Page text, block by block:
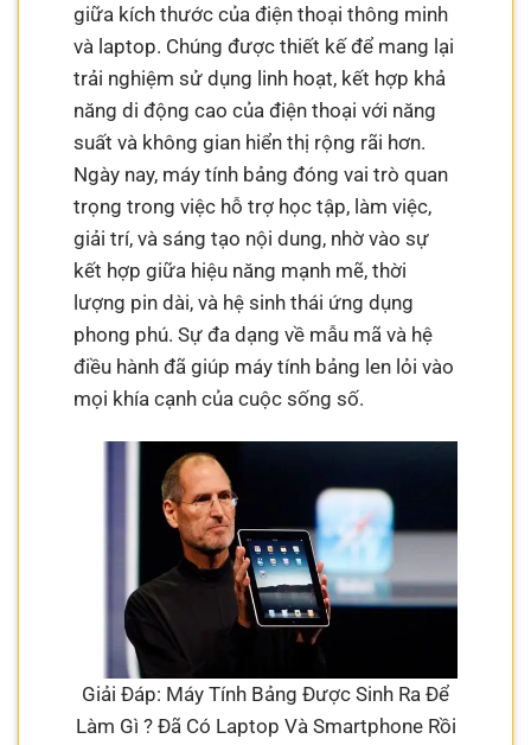
giữa kích thước của điện thoại thông minh
và laptop. Chúng được thiết kế để mang lại
trải nghiệm sử dụng linh hoạt, kết hợp khả
năng di động cao của điện thoại với năng
suất và không gian hiển thị rộng rãi hơn.
Ngày nay, máy tính bảng đóng vai trò quan
trọng trong việc hỗ trợ học tập, làm việc,
giải trí, và sáng tạo nội dung, nhờ vào sự
kết hợp giữa hiệu năng mạnh mẽ, thời
lượng pin dài, và hệ sinh thái ứng dụng
phong phú. Sự đa dạng về mẫu mã và hệ
điều hành đã giúp máy tính bảng len lỏi vào
mọi khía cạnh của cuộc sống số.
Giải Đáp: Máy Tính Bảng Được Sinh Ra Để
Làm Gì ? Đã Có Laptop Và Smartphone Rồi